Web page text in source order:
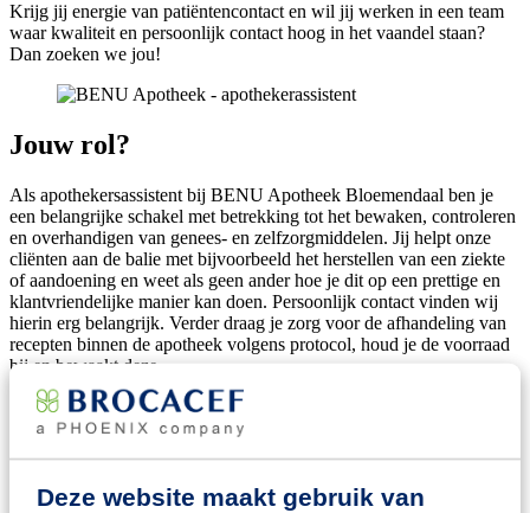
Deze website maakt gebruik van
Krijg jij energie van patiëntencontact en wil jij werken in een team
waar kwaliteit en persoonlijk contact hoog in het vaandel staan?
Dan zoeken we jou!
Jouw rol?
Als apothekersassistent bij BENU Apotheek Bloemendaal ben je
een belangrijke schakel met betrekking tot het bewaken, controleren
en overhandigen van genees- en zelfzorgmiddelen. Jij helpt onze
cliënten aan de balie met bijvoorbeeld het herstellen van een ziekte
of aandoening en weet als geen ander hoe je dit op een prettige en
klantvriendelijke manier kan doen. Persoonlijk contact vinden wij
hierin erg belangrijk. Verder draag je zorg voor de afhandeling van
recepten binnen de apotheek volgens protocol, houd je de voorraad
bij en bewaakt deze.
In welke apotheek ga jij het verschil
BENU Apotheek Bloemendaal is een middelgrote apotheek gelegen